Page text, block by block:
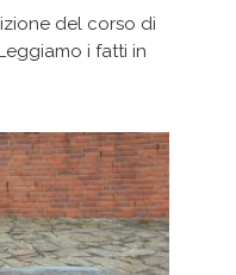
del corso di
i fatti in